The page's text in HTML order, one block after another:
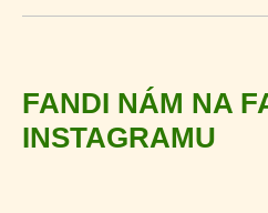
FANDI NÁM NA
INSTAGRAMU